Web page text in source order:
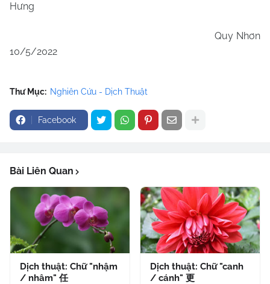
Hưng
Quy Nhơn
10/5/2022
Thư Mục: Nghiên Cứu - Dịch Thuật
Facebook
Bài Liên Quan
Dịch thuật: Chữ "nhậm
/ nhâm" 任
Dịch thuật: Chữ "canh
/ cánh" 更